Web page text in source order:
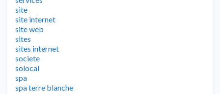
site
site internet
site web
sites
sites internet
societe
solocal
spa
spa terre blanche